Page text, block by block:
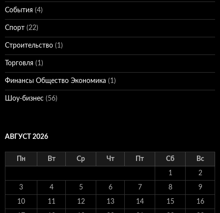
События (4)
Спорт (22)
Строительство (1)
Торговля (1)
Финансы Общество Экономика (1)
Шоу-бизнес (56)
АВГУСТ 2026
Пн Вт Ср Чт Пт Сб Вс
1 2
3 4 5 6 7 8 9
10 11 12 13 14 15 16